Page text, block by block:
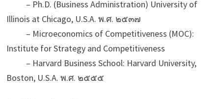
– Ph.D. (Business Administration) University of
Illinois at Chicago, U.S.A. พ.ศ. ๒๕๓๗
– Microeconomics of Competitiveness (MOC):
Institute for Strategy and Competitiveness
– Harvard Business School: Harvard University,
Boston, U.S.A. พ.ศ. ๒๕๕๕